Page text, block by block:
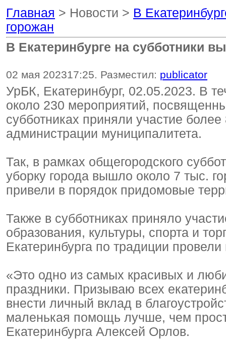
Главная > Новости > В
горожан
В Екатеринбурге на субботники
02 мая 202317:25. Разместил: publicator
УрБК, Екатеринбург, 02.05.2023. В
около 230 мероприятий,
субботниках приняли участие
администрации муниципалитета.
Так, в рамках общегородского
уборку города вышло около 7 тыс.
привели в порядок придомовые
Также в субботниках приняло
образования, культуры, спорта и
Екатеринбурга по традиции
«Это одно из самых красивых и
праздники. Призываю всех
внести личный вклад в
маленькая помощь лучше, чем
Екатеринбурга Алексей Орлов.